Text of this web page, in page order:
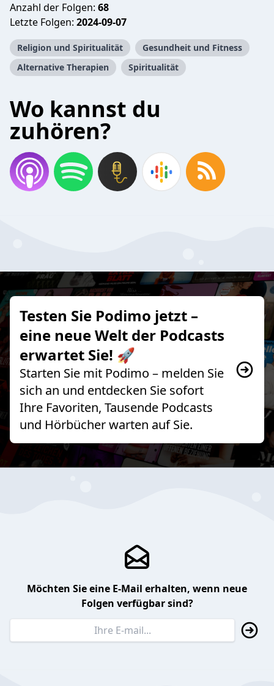
Anzahl der Folgen: 68
Letzte Folgen: 2024-09-07
Religion und Spiritualität
Gesundheit und Fitness
Alternative Therapien
Spiritualität
Wo kannst du
zuhören?
Testen Sie Podimo jetzt –
eine neue Welt der Podcasts
erwartet Sie! 🚀
Starten Sie mit Podimo – melden Sie
sich an und entdecken Sie sofort
Ihre Favoriten, Tausende Podcasts
und Hörbücher warten auf Sie.
Möchten Sie eine E-Mail erhalten, wenn neue
Folgen verfügbar sind?